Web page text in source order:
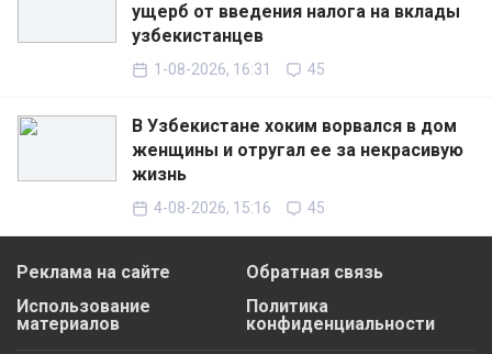
ущерб от введения налога на вклады
узбекистанцев
1-08-2026, 16:31 45
В Узбекистане хоким ворвался в дом
женщины и отругал ее за некрасивую
жизнь
4-08-2026, 15:16 45
Реклама на сайте
Обратная связь
Использование
материалов
Политика
конфиденциальности